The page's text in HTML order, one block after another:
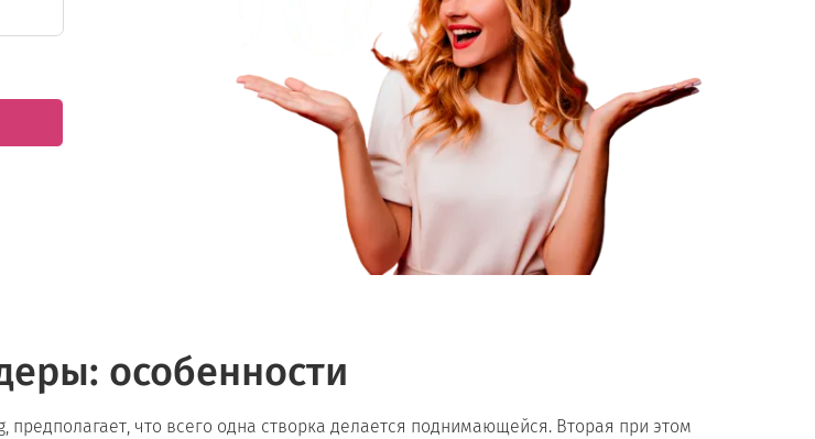
особенности
что всего одна створка делается поднимающейся. Вторая при этом